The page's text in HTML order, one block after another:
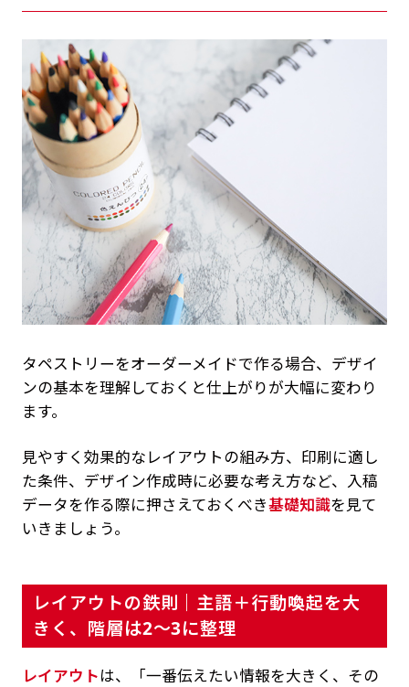
タペストリーをオーダーメイドで作る場合、デザイ
ンの基本を理解しておくと仕上がりが大幅に変わり
ます。
見やすく効果的なレイアウトの組み方、印刷に適し
た条件、デザイン作成時に必要な考え方など、入稿
データを作る際に押さえておくべき基礎知識を見て
いきましょう。
レイアウトの鉄則｜主語＋行動喚起を大
きく、階層は2〜3に整理
レイアウトは、「一番伝えたい情報を大きく、その